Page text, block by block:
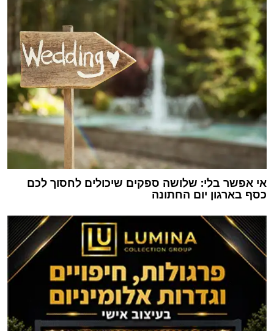
אי אפשר בלי: שלושה ספקים שיכולים לחסוך לכם
כסף בארגון יום החתונה